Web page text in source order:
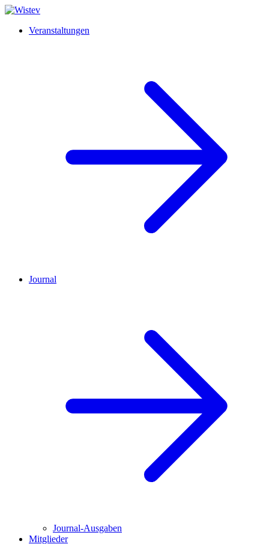
Veranstaltungen
Journal
Journal-Ausgaben
Mitglieder